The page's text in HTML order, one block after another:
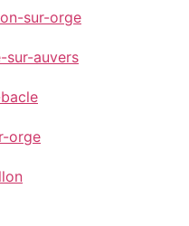
sur-orge
sur-auvers
orge